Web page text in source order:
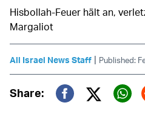
Hisbollah-Feuer hält an,
Margaliot
All Israel News Staff | Published:
Share:
Twitter